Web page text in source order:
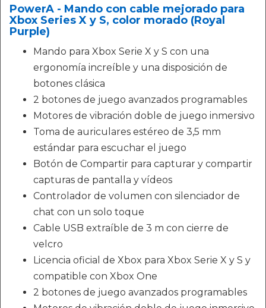
PowerA - Mando con cable mejorado para
Xbox Series X y S, color morado (Royal
Purple)
Mando para Xbox Serie X y S con una
ergonomía increíble y una disposición de
botones clásica
2 botones de juego avanzados programables
Motores de vibración doble de juego inmersivo
Toma de auriculares estéreo de 3,5 mm
estándar para escuchar el juego
Botón de Compartir para capturar y compartir
capturas de pantalla y vídeos
Controlador de volumen con silenciador de
chat con un solo toque
Cable USB extraíble de 3 m con cierre de
velcro
Licencia oficial de Xbox para Xbox Serie X y S y
compatible con Xbox One
2 botones de juego avanzados programables